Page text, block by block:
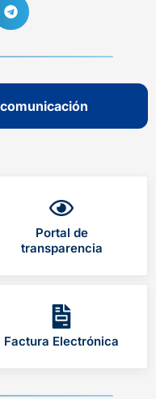
Portal de
transparencia
Factura Electrónica